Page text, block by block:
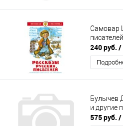
Самовар
240 руб. /
Булычев
и другие
575 руб. /